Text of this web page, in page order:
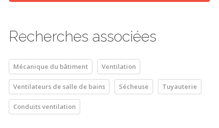
Recherches associées
Mécanique du bâtiment Ventilation
Ventilateurs de salle de bains Sécheuse Tuyauterie
Conduits ventilation